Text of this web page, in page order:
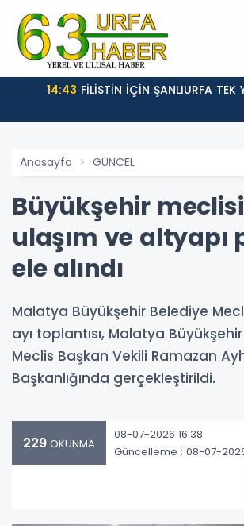
14:43 FİLİSTİN İÇİN ŞANLIURFA TEK
Anasayfa GÜNCEL
Büyükşehir
ulaşım ve altyapı
ele alındı
Malatya Büyükşehir Belediye
ayı toplantısı, Malatya
Meclis Başkan Vekili Ramazan
Başkanlığında gerçekleştirildi.
229 OKUNMA
08-07-2026 16:38
Güncelleme : 08-07-